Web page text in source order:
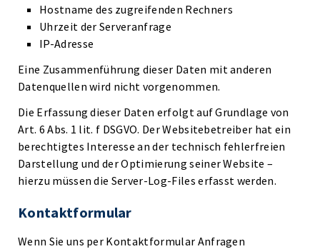
Hostname des zugreifenden Rechners
Uhrzeit der Serveranfrage
IP-Adresse
Eine Zusammenführung dieser Daten mit anderen
Datenquellen wird nicht vorgenommen.
Die Erfassung dieser Daten erfolgt auf Grundlage von
Art. 6 Abs. 1 lit. f DSGVO. Der Websitebetreiber hat ein
berechtigtes Interesse an der technisch fehlerfreien
Darstellung und der Optimierung seiner Website –
hierzu müssen die Server-Log-Files erfasst werden.
Kontaktformular
Wenn Sie uns per Kontaktformular Anfragen